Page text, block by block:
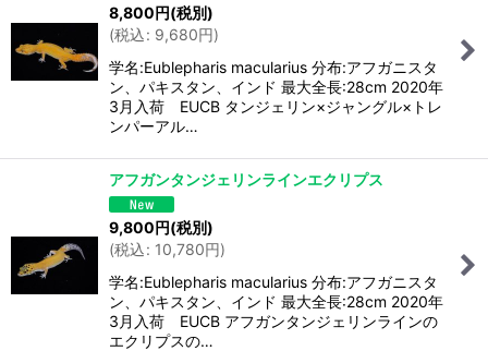
8,800円(税別)
(税込: 9,680円)
学名:Eublepharis macularius 分布:アフガニスタ
ン、パキスタン、インド 最大全長:28cm 2020年
3月入荷 EUCB タンジェリン×ジャングル×トレ
ンパーアル…
アフガンタンジェリンラインエクリプス
9,800円(税別)
(税込: 10,780円)
学名:Eublepharis macularius 分布:アフガニスタ
ン、パキスタン、インド 最大全長:28cm 2020年
3月入荷 EUCB アフガンタンジェリンラインの
エクリプスの…